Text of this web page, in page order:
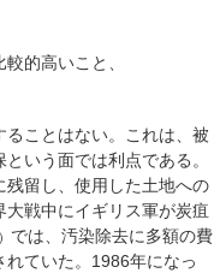
的高いこと、
ことはない。これは、被
いう面では利点である。
残留し、使用した土地への
戦中にイギリス軍が炭疽
） では、汚染除去に多額の費
ていた。1986年になっ